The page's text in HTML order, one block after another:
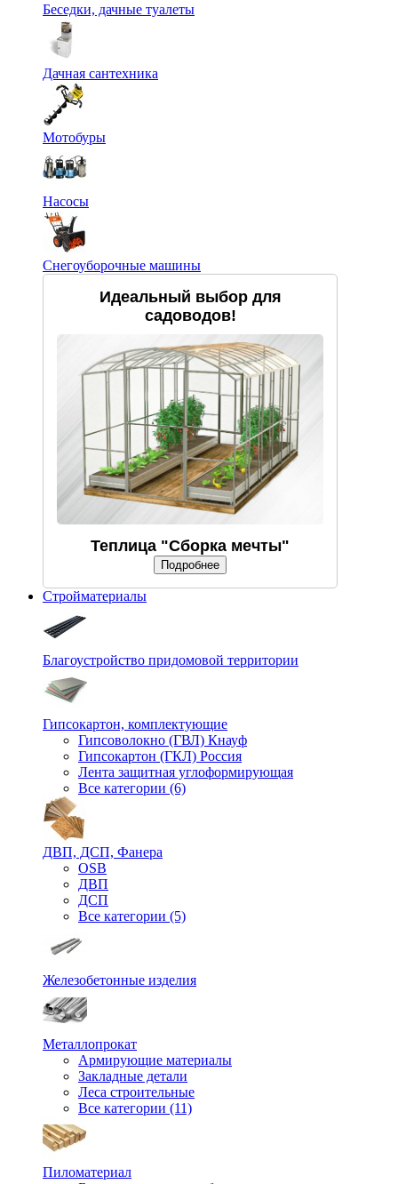
Беседки, дачные туалеты
Дачная сантехника
Мотобуры
Насосы
Снегоуборочные машины
Идеальный выбор для
садоводов!
Теплица "Сборка мечты"
Подробнее
Стройматериалы
Благоустройство придомовой территории
Гипсокартон, комплектующие
Гипсоволокно (ГВЛ) Кнауф
Гипсокартон (ГКЛ) Россия
Лента защитная углоформирующая
Все категории (6)
ДВП, ДСП, Фанера
OSB
ДВП
ДСП
Все категории (5)
Железобетонные изделия
Металлопрокат
Армирующие материалы
Закладные детали
Леса строительные
Все категории (11)
Пиломатериал